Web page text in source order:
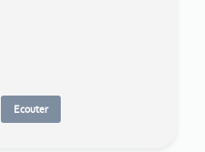
Ecouter